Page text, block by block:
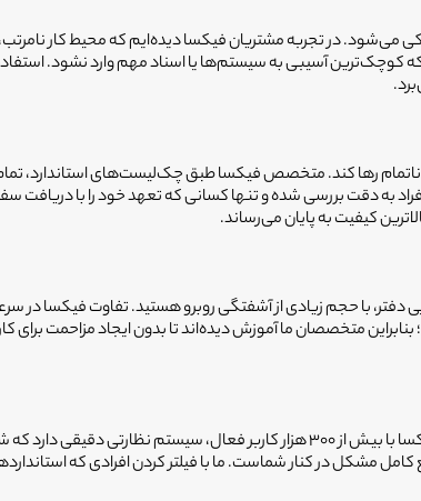
می‌شود. در تجربه مشتریان فیکسا دیده‌ایم که محیط کار
کوچک‌ترین آسیبی به سیستم‌ها یا اسناد مهم وارد نشود.
ناتمام رها کند. متخصص فیکسا طبق چک‌لیست‌های استاندارد،
به دقت بررسی شده و تنها کسانی که تعهد خود را با
کیفیت به پایان می‌رساند.
با حجم زیادی از آشفتگی روبرو هستید. تفاوت فیکسا در
متخصصان ما آموزش دیده‌اند تا بدون ایجاد مزاحمت برای
نگرانی از آسیب به اموال یا عدم تمیزی گوشه و کنار اتاق‌ها، حق طبیعی هر کارفرمایی